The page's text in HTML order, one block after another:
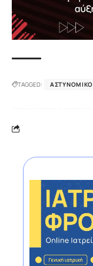
TAGGED: ΑΣΤΥΝΟΜΙΚΌ